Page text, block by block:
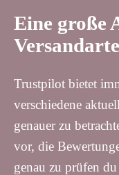
Eine große
Trustpilot bietet
verschiedene
genauer zu
vor, die
genau zu prüfen